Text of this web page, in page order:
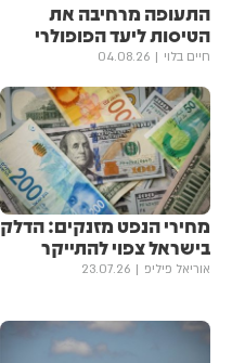
התעופה מרחיבה את
הטיסות ליעד הפופולרי
חיים בלוי 04.08.26
מחירי הנפט מזנקים: הדלק
בישראל צפוי להתייקר
אוריאל פיליפ 23.07.26